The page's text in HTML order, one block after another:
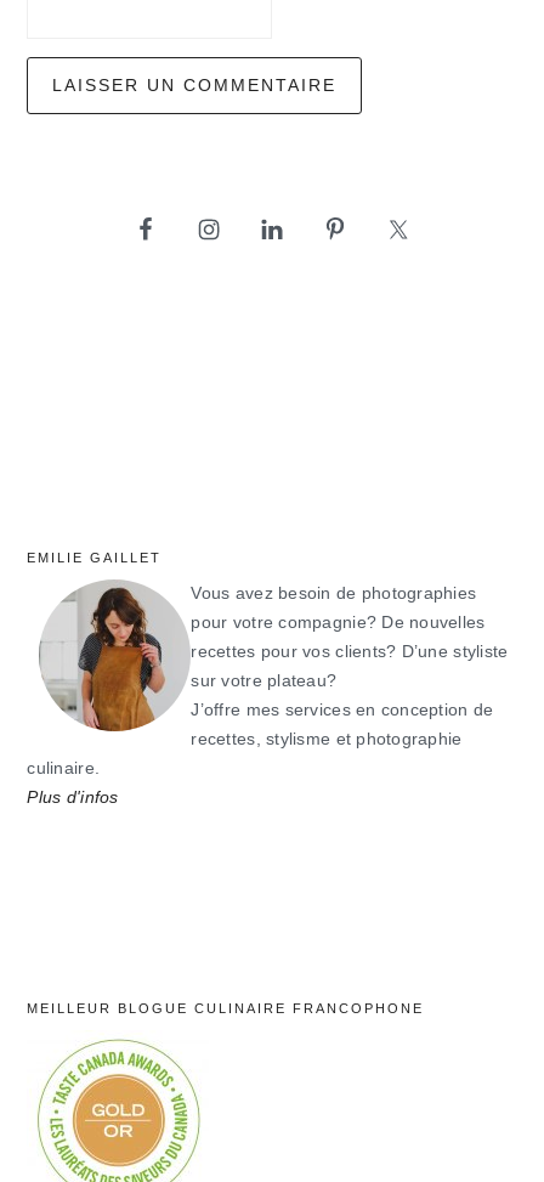
EMILIE GAILLET
Vous avez besoin de photographies
pour votre compagnie? De nouvelles
recettes pour vos clients? D’une styliste
sur votre plateau?
J’offre mes services en conception de
recettes, stylisme et photographie
culinaire.
Plus d'infos
MEILLEUR BLOGUE CULINAIRE FRANCOPHONE